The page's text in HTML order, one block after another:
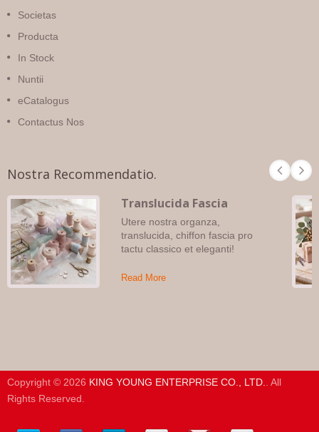
Societas
Producta
In Stock
Nuntii
eCatalogus
Contactus Nos
Nostra Recommendatio.
Translucida Fascia
Utere nostra organza,
translucida, chiffon fascia pro
tactu classico et eleganti!
Read More
Copyright © 2026 KING YOUNG ENTERPRISE CO., LTD.
. All
Rights Reserved.